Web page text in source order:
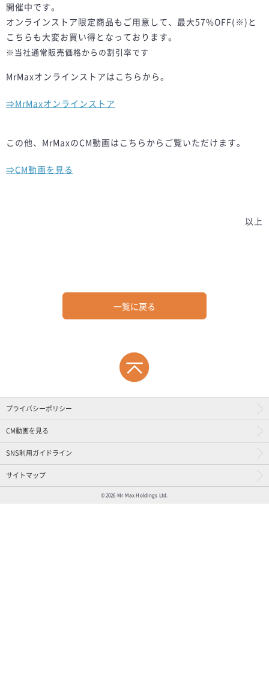
開催中です。
オンラインストア限定商品もご用意して、最大57%OFF(※)と
こちらも大変お買い得となっております。
※当社通常販売価格からの割引率です
MrMaxオンラインストアはこちらから。
⇒MrMaxオンラインストア
この他、MrMaxのCM動画はこちらからご覧いただけます。
⇒CM動画を見る
以上
一覧に戻る
プライバシーポリシー
CM動画を見る
SNS利用ガイドライン
サイトマップ
©2026 Mr Max Holdings Ltd.